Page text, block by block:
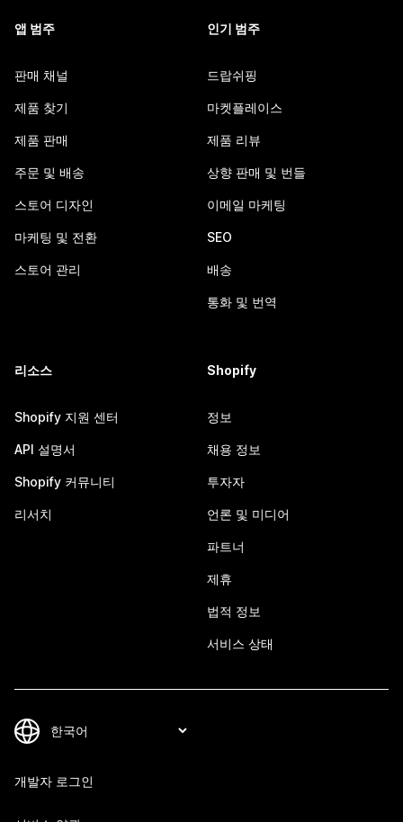
앱 범주
판매 채널
제품 찾기
제품 판매
주문 및 배송
스토어 디자인
마케팅 및 전환
스토어 관리
인기 범주
드랍쉬핑
마켓플레이스
제품 리뷰
상향 판매 및 번들
이메일 마케팅
SEO
배송
통화 및 번역
리소스
Shopify 지원 센터
API 설명서
Shopify 커뮤니티
리서치
Shopify
정보
채용 정보
투자자
언론 및 미디어
파트너
제휴
법적 정보
서비스 상태
개발자 로그인